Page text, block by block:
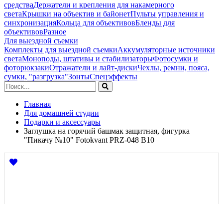
средстваДержатели и крепления для накамерного
светаКрышки на объектив и байонетПульты управления и
синхронизацияКольца для объективовБленды для
объективовРазное
Для выездной съемки
Комплекты для выездной съемкиАккумуляторные источники
светаМоноподы, штативы и стабилизаторыФотосумки и
фоторюкзакиОтражатели и лайт-дискиЧехлы, ремни, пояса,
сумки, "разгрузка"ЗонтыСпецэффекты
Главная
Для домашней студии
Подарки и аксессуары
Заглушка на горячий башмак защитная, фигурка
"Пикачу №10" Fotokvant PRZ-048 B10